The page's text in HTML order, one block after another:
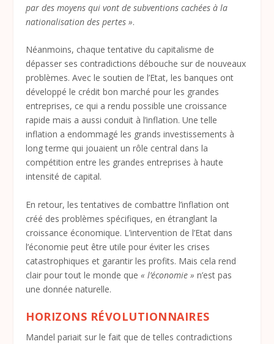
par des moyens qui vont de subventions cachées à la
nationalisation des pertes ».
Néanmoins, chaque tentative du capitalisme de
dépasser ses contradictions débouche sur de nouveaux
problèmes. Avec le soutien de l’Etat, les banques ont
développé le crédit bon marché pour les grandes
entreprises, ce qui a rendu possible une croissance
rapide mais a aussi conduit à l’inflation. Une telle
inflation a endommagé les grands investissements à
long terme qui jouaient un rôle central dans la
compétition entre les grandes entreprises à haute
intensité de capital.
En retour, les tentatives de combattre l’inflation ont
créé des problèmes spécifiques, en étranglant la
croissance économique. L’intervention de l’Etat dans
l’économie peut être utile pour éviter les crises
catastrophiques et garantir les profits. Mais cela rend
clair pour tout le monde que« l’économie » n’est pas
une donnée naturelle.
HORIZONS RÉVOLUTIONNAIRES
Mandel pariait sur le fait que de telles contradictions